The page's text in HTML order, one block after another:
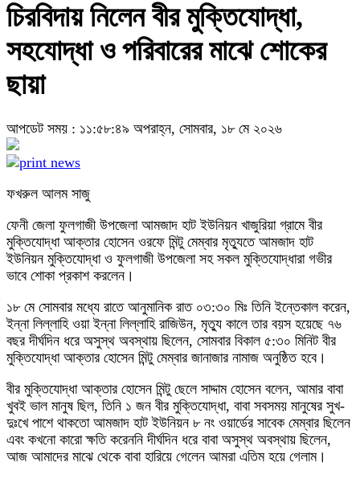
চিরবিদায় নিলেন বীর মুক্তিযোদ্ধা,
সহযোদ্ধা ও পরিবারের মাঝে শোকের
ছায়া
আপডেট সময় : ১১:৫৮:৪৯ অপরাহ্ন, সোমবার, ১৮ মে ২০২৬
ফখরুল আলম সাজু
ফেনী জেলা ফুলগাজী উপজেলা আমজাদ হাট ইউনিয়ন খাজুরিয়া গ্রামে বীর
মুক্তিযোদ্ধা আক্তার হোসেন ওরফে মিন্টু মেম্বার মৃত্যুতে আমজাদ হাট
ইউনিয়ন মুক্তিযোদ্ধা ও ফুলগাজী উপজেলা সহ সকল মুক্তিযোদ্ধারা গভীর
ভাবে শোকা প্রকাশ করলেন।
১৮ মে সোমবার মধ্যে রাতে আনুমানিক রাত ০৩:৩০ মিঃ তিনি ইন্তেকাল করেন,
ইন্না লিল্লাহি ওয়া ইন্না লিল্লাহি রাজিউন, মৃত্যু কালে তার বয়স হয়েছে ৭৬
বছর দীর্ঘদিন ধরে অসুস্থ অবস্থায় ছিলেন, সোমবার বিকাল ৫:৩০ মিনিট বীর
মুক্তিযোদ্ধা আক্তার হোসেন মিন্টু মেম্বার জানাজার নামাজ অনুষ্ঠিত হবে।
বীর মুক্তিযোদ্ধা আক্তার হোসেন মিন্টু ছেলে সাদ্দাম হোসেন বলেন, আমার বাবা
খুবই ভাল মানুষ ছিল, তিনি ১ জন বীর মুক্তিযোদ্ধা, বাবা সবসময় মানুষের সুখ-
দুঃখে পাশে থাকতো আমজাদ হাট ইউনিয়ন ৮ নং ওয়ার্ডের সাবেক মেম্বার ছিলেন
এবং কখনো কারো ক্ষতি করেননি দীর্ঘদিন ধরে বাবা অসুস্থ অবস্থায় ছিলেন,
আজ আমাদের মাঝে থেকে বাবা হারিয়ে গেলেন আমরা এতিম হয়ে গেলাম।